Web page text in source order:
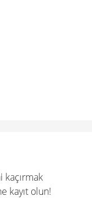
kaçırmak
kayıt olun!